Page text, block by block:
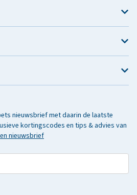
nieuwsbrief met daarin de laatste
kortingscodes en tips & advies van
nieuwsbrief